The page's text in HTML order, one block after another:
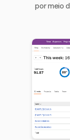
por meio